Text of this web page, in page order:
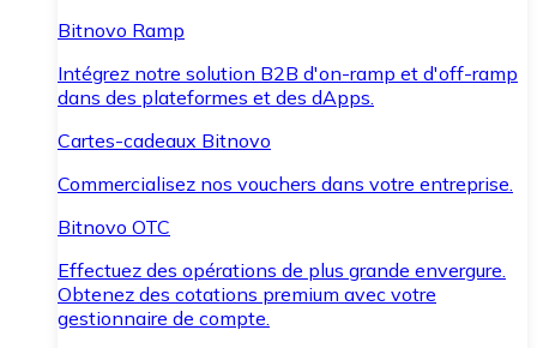
Bitnovo Ramp
Intégrez notre solution B2B d'on-ramp et d'off-ramp
dans des plateformes et des dApps.
Cartes-cadeaux Bitnovo
Commercialisez nos vouchers dans votre entreprise.
Bitnovo OTC
Effectuez des opérations de plus grande envergure.
Obtenez des cotations premium avec votre
gestionnaire de compte.